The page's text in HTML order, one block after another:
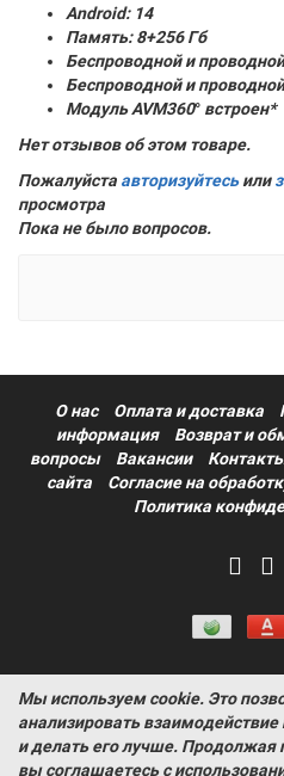
Android: 14
Память:8+256 Гб
Беспроводной и
Беспроводной и
Модуль AVM360° встроен*
Нет отзывов об этом товаре.
Пожалуйста авторизуйтесьили
просмотра
Пока не было вопросов.
О нас Оплата и доставка
информация
Возврат и
вопросы
Вакансии
сайта
Согласие на
Политика
Информация на сайте носит
является публичной офертой,
статьи 437 Гражданского
Мы используем cookie. Это
анализировать взаимодействие
и делать его лучше. Продолжая
вы соглашаетесь с